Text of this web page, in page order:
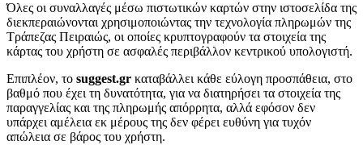
Όλες οι συναλλαγές μέσω πιστωτικών καρτών στην ιστοσελίδα της
διεκπεραιώνονται χρησιμοποιώντας την τεχνολογία πληρωμών της
Τράπεζας Πειραιώς, οι οποίες κρυπτογραφούν τα στοιχεία της
κάρτας του χρήστη σε ασφαλές περιβάλλον κεντρικού υπολογιστή.
Επιπλέον, το suggest.gr καταβάλλει κάθε εύλογη προσπάθεια, στο
βαθμό που έχει τη δυνατότητα, για να διατηρήσει τα στοιχεία της
παραγγελίας και της πληρωμής απόρρητα, αλλά εφόσον δεν
υπάρχει αμέλεια εκ μέρους της δεν φέρει ευθύνη για τυχόν
απώλεια σε βάρος του χρήστη.